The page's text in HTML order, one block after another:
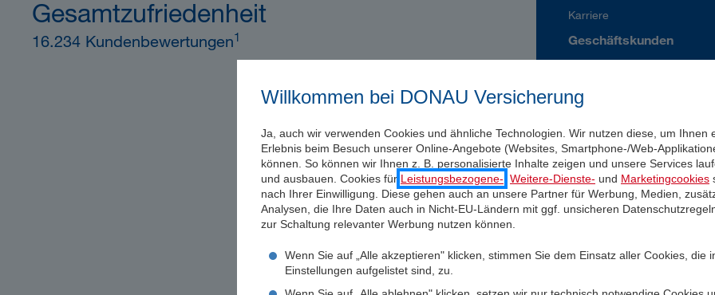
Willkommen bei DONAU Versicherung
Ja, auch wir verwenden Cookies und ähnliche Technologien. Wir nutzen diese, um Ihnen
Erlebnis beim Besuch unserer Online-Angebote (Websites, Smartphone-/Web-
können. So können wir Ihnen z. B. personalisierte Inhalte zeigen und unsere Services
und ausbauen. Cookies für Leistungsbezogene- Weitere-Dienste- und Marketingcookies
nach Ihrer Einwilligung. Diese gehen auch an unsere Partner für Werbung, Medien,
Analysen, die Ihre Daten auch in Nicht-EU-Ländern mit ggf. unsicheren
zur Schaltung relevanter Werbung nutzen können.
Wenn Sie auf „Alle akzeptieren" klicken, stimmen Sie dem Einsatz aller Cookies, die
Einstellungen aufgelistet sind, zu.
Gesamtzufriedenheit
16.234 Kundenbewertungen1
Karriere
Geschäftskunden
Vorsorge
Branchenlösungen
Service
Versicherungsfall melden
Meine DONAU